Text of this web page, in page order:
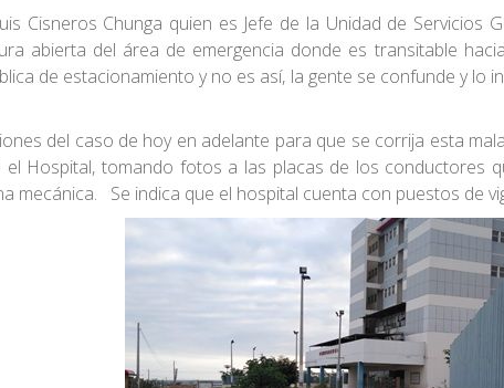
Cisneros Chunga quien es Jefe de la Unidad de
abierta del área de emergencia donde es transitable
de estacionamiento y no es así, la gente se confunde y
del caso de hoy en adelante para que se corrija esta
Hospital, tomando fotos a las placas de los conductores
mecánica. Se indica que el hospital cuenta con puestos de